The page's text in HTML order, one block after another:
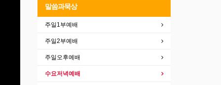
말씀과묵상
주일1부예배
주일2부예배
주일오후예배
수요저녁예배